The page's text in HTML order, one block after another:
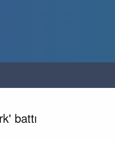
battı